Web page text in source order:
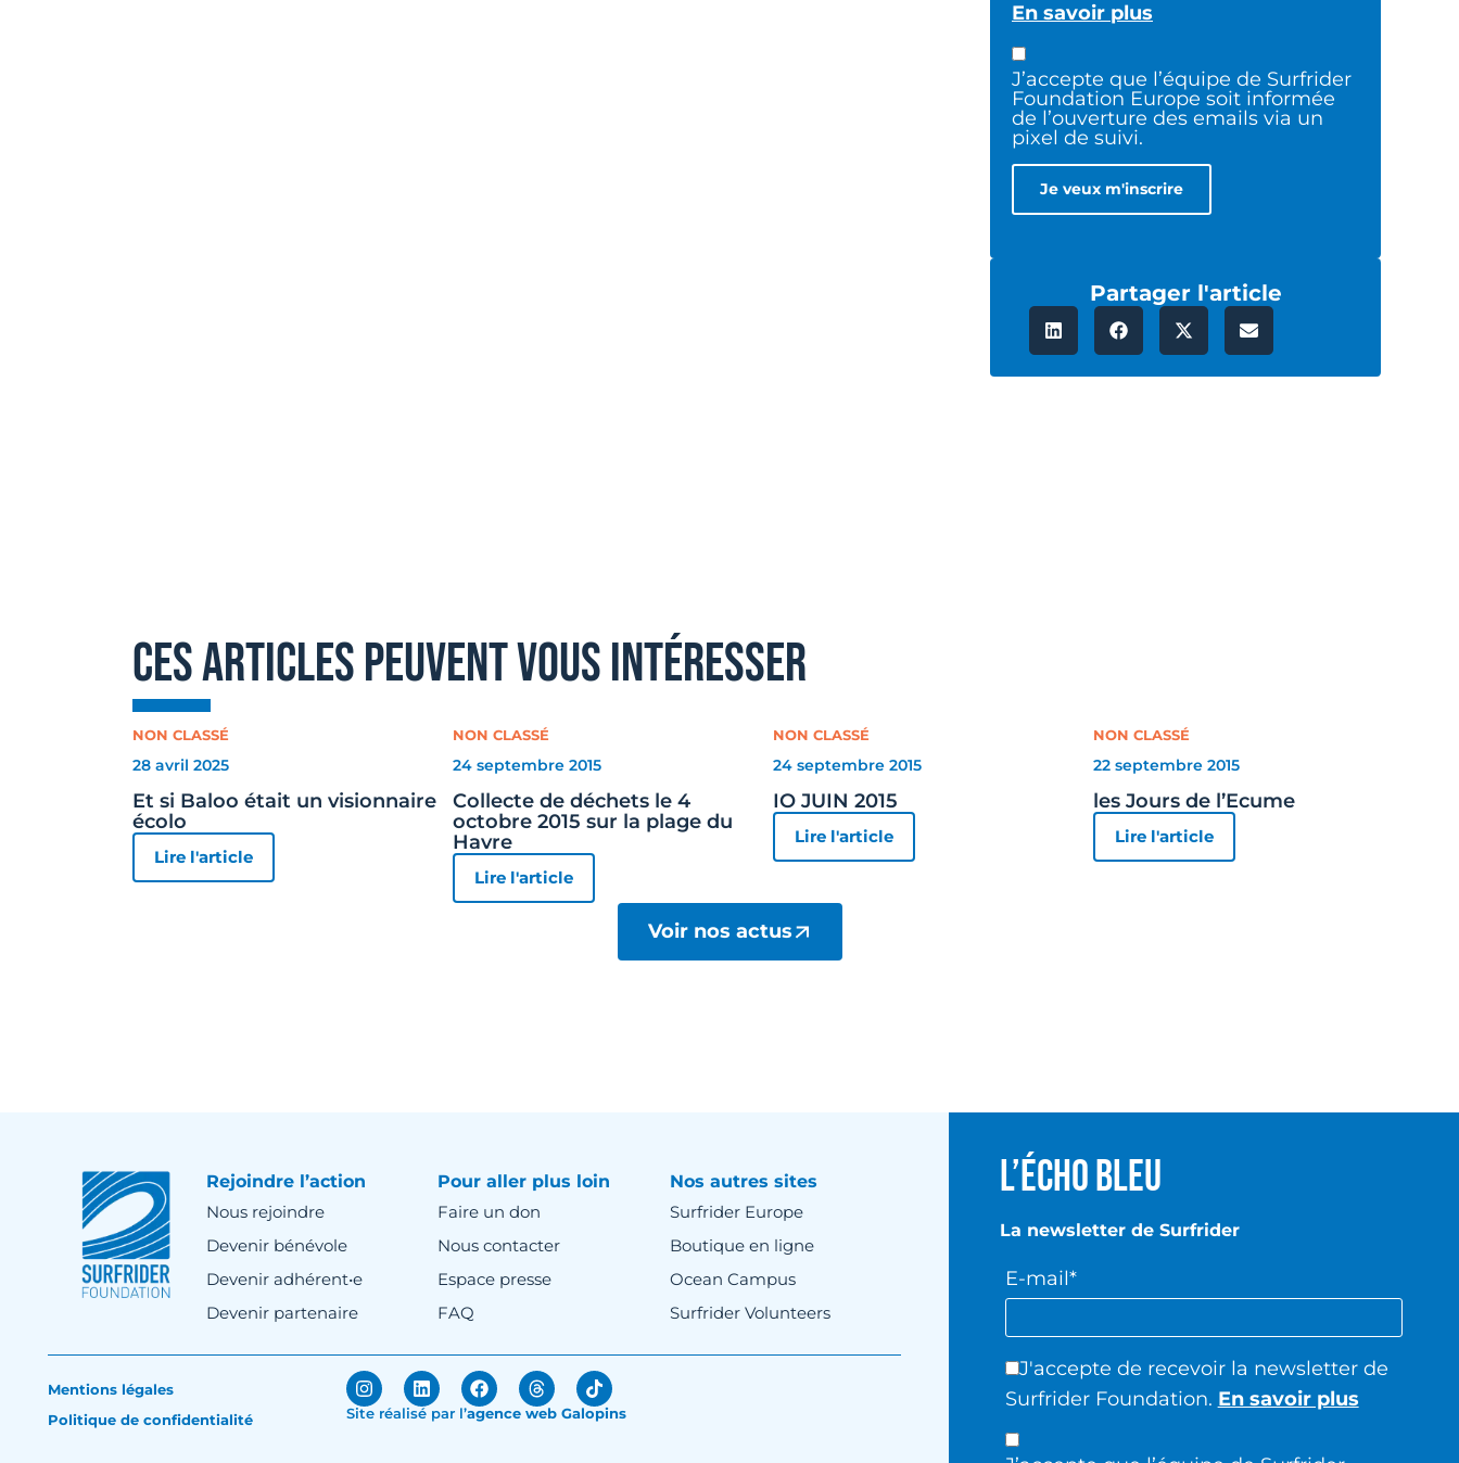
En savoir plus
J’accepte que l’équipe de Surfrider
Foundation Europe soit informée
de l’ouverture des emails via un
pixel de suivi.
Partager l'article
ces articles peuvent vous intéresser
NON CLASSÉ
28 avril 2025
Et si Baloo était un visionnaire
écolo
Lire l'article
NON CLASSÉ
24 septembre 2015
Collecte de déchets le 4
octobre 2015 sur la plage du
Havre
Lire l'article
NON CLASSÉ
24 septembre 2015
IO JUIN 2015
Lire l'article
NON CLASSÉ
22 septembre 2015
les Jours de l’Ecume
Lire l'article
Voir nos actus
Rejoindre l’action
Nous rejoindre
Devenir bénévole
Devenir adhérent•e
Devenir partenaire
Pour aller plus loin
Faire un don
Nous contacter
Espace presse
FAQ
Nos autres sites
Surfrider Europe
Boutique en ligne
Ocean Campus
Surfrider Volunteers
Mentions légales
Politique de confidentialité
Site réalisé par l’agence web Galopins
L’écho Bleu
La newsletter de Surfrider
E-mail*
J'accepte de recevoir la newsletter de
Surfrider Foundation. En savoir plus